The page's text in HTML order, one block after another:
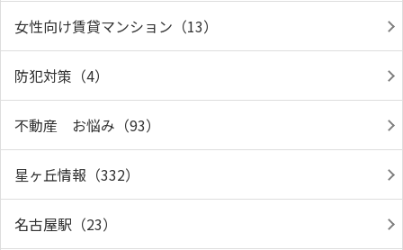
女性向け賃貸マンション（13）
防犯対策（4）
不動産 お悩み（93）
星ヶ丘情報（332）
名古屋駅（23）